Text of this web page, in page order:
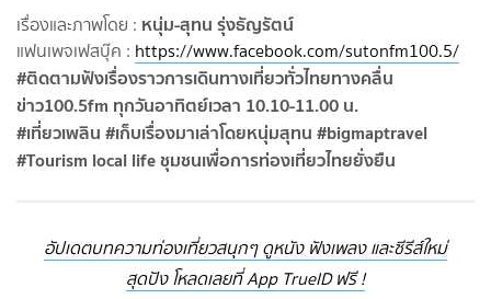
เรื่องและภาพโดย : หนุ่ม-สุทน รุ่งธัญรัตน์
แฟนเพจเฟสบุ๊ค : https://www.facebook.com/sutonfm100.5/
#ติดตามฟังเรื่องราวการเดินทางเที่ยวทั่วไทยทางคลื่น
ข่าว100.5fm ทุกวันอาทิตย์เวลา 10.10-11.00 น.
#เที่ยวเพลิน #เก็บเรื่องมาเล่าโดยหนุ่มสุทน #bigmaptravel
#Tourism local life ชุมชนเพื่อการท่องเที่ยวไทยยั่งยืน
อัปเดตบทความท่องเที่ยวสนุกๆ ดูหนัง ฟังเพลง และซีรีส์ใหม่
สุดปัง โหลดเลยที่ App TrueID ฟรี !